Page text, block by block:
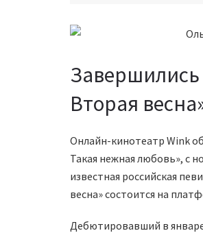
Вторая
Онлайн-кинотеатр Wink
Такая нежная любовь», с
известная российская
весна» состоится на
Дебютировавший в